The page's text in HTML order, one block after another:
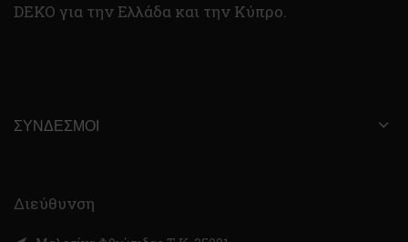
DEKO για την Ελλάδα και την Κύπρο.
ΣΎΝΔΕΣΜΟΙ
Διεύθυνση